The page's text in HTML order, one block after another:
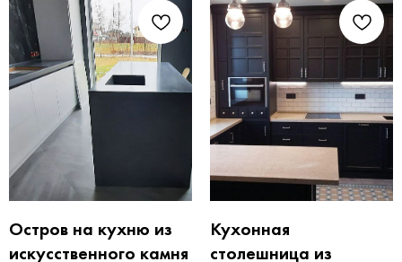
Остров на кухню из
искусственного камня
Кухонная
столешница из